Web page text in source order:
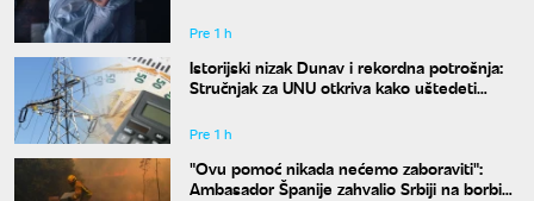
Pre 1 h
Istorijski nizak Dunav i rekordna potrošnja:
Stručnjak za UNU otkriva kako uštedeti
Pre 1 h
"Ovu pomoć nikada nećemo zaboraviti":
Ambasador Španije zahvalio Srbiji na borbi